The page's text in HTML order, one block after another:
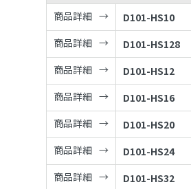
商品詳細
D101-HS10
商品詳細
D101-HS128
商品詳細
D101-HS12
商品詳細
D101-HS16
商品詳細
D101-HS20
商品詳細
D101-HS24
商品詳細
D101-HS32